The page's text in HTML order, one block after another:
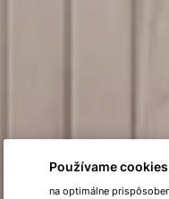
Používame cookies
na optimálne